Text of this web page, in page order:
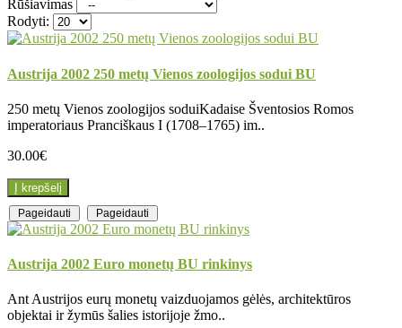
Rūšiavimas
Rodyti:
Austrija 2002 250 metų Vienos zoologijos sodui BU
250 metų Vienos zoologijos soduiKadaise Šventosios Romos
imperatoriaus Pranciškaus I (1708–1765) im..
30.00€
Į krepšelį
Pageidauti Pageidauti
Austrija 2002 Euro monetų BU rinkinys
Ant Austrijos eurų monetų vaizduojamos gėlės, architektūros
objektai ir žymūs šalies istorijoje žmo..